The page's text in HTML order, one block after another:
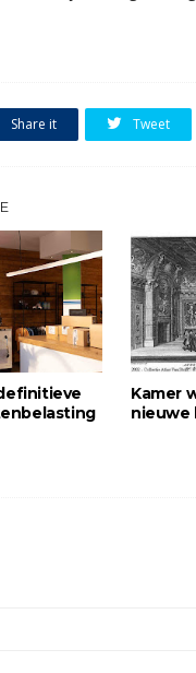
Share it Tweet
Kamer
nieuwe